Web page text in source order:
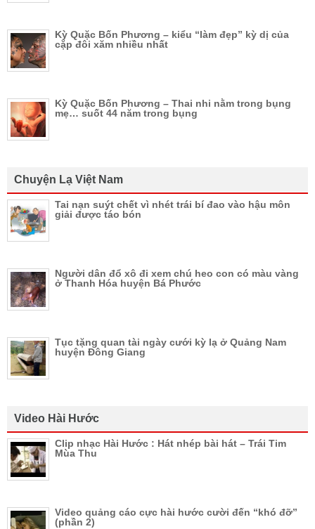
Kỳ Quặc Bốn Phương – kiểu “làm đẹp” kỳ dị của
cặp đôi xăm nhiều nhất
Kỳ Quặc Bốn Phương – Thai nhi nằm trong bụng
mẹ… suốt 44 năm trong bụng
Chuyện Lạ Việt Nam
Tai nạn suýt chết vì nhét trái bí đao vào hậu môn
giải được táo bón
Người dân đổ xô đi xem chú heo con có màu vàng
ở Thanh Hóa huyện Bá Phước
Tục tặng quan tài ngày cưới kỳ lạ ở Quảng Nam
huyện Đông Giang
Video Hài Hước
Clip nhạc Hài Hước : Hát nhép bài hát – Trái Tim
Mùa Thu
Video quảng cáo cực hài hước cười đến “khó đỡ”
(phần 2)